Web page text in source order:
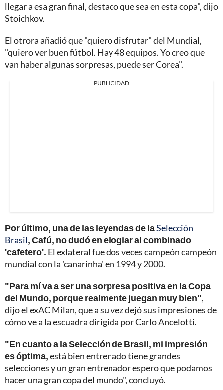
llegar a esa gran final, destaco que sea en esta copa", dijo
Stoichkov.
El otrora añadió que "quiero disfrutar" del Mundial,
"quiero ver buen fútbol. Hay 48 equipos. Yo creo que
van haber algunas sorpresas, puede ser Corea".
PUBLICIDAD
Por último, una de las leyendas de laSelección
Brasil, Cafú, no dudó en elogiar al combinado
'cafetero'. El exlateral fue dos veces campeón campeón
mundial con la 'canarinha' en 1994 y 2000.
"Para mí va a ser una sorpresa positiva en la Copa
del Mundo, porque realmente juegan muy bien",
dijo el exAC Milan, que a su vez dejó sus impresiones de
cómo ve a la escuadra dirigida por Carlo Ancelotti.
"En cuanto a la Selección de Brasil, mi impresión
es óptima,está bien entrenado tiene grandes
selecciones y un gran entrenador espero que podamos
hacer una gran copa del mundo", concluyó.